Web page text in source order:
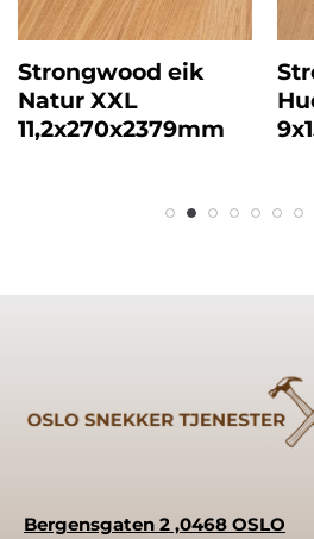
Strongwood eik
Natur XXL
11,2x270x2379mm
Bergensgaten 2 ,0468 OSLO